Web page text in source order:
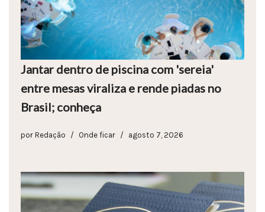
Jantar dentro de piscina com 'sereia'
entre mesas viraliza e rende piadas no
Brasil; conheça
por Redação Onde ficar agosto 7, 2026